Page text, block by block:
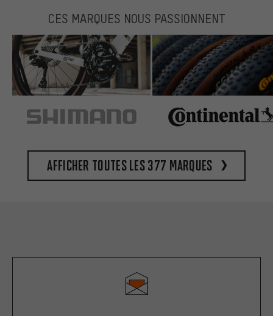
CES MARQUES NOUS PASSIONNENT
Afficher toutes les 377 marques